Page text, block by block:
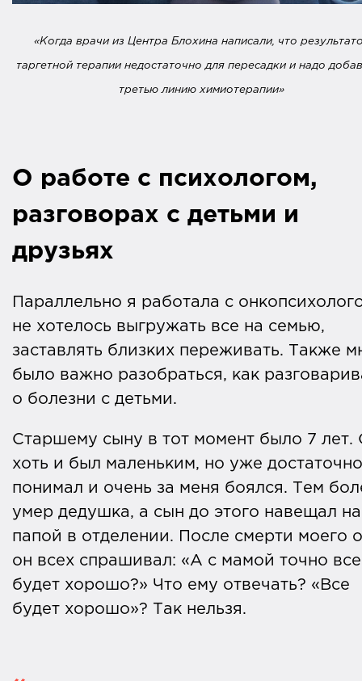
«Когда врачи из Центра Блохина написали, что
таргетной терапии недостаточно для пересадки и надо
третью линию химиотерапии»
О работе с психологом,
разговорах с детьми и
друзьях
Параллельно я работала с
не хотелось выгружать все на семью,
заставлять близких переживать. Также
было важно разобраться, как
о болезни с детьми.
Старшему сыну в тот момент было 7 лет.
хоть и был маленьким, но уже достаточно
понимал и очень за меня боялся. Тем
умер дедушка, а сын до этого навещал
папой в отделении. После смерти моего
он всех спрашивал: «А с мамой точно все
будет хорошо?» Что ему отвечать? «Все
будет хорошо»? Так нельзя.